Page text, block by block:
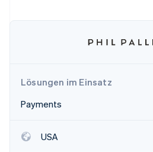
Stripe-Sessions 2026
Lösungen im Einsatz
Payments
USA